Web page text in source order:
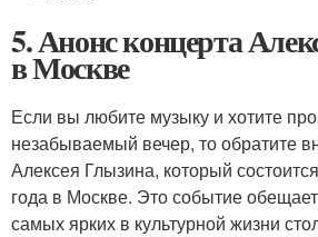
5. Анонс концерта
в Москве
Если вы любите музыку и хотите
незабываемый вечер, то обратите
Алексея Глызина, который
года в Москве. Это событие
самых ярких в культурной жизни